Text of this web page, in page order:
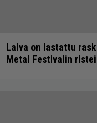
Laiva on lastattu
Metal Festivalin